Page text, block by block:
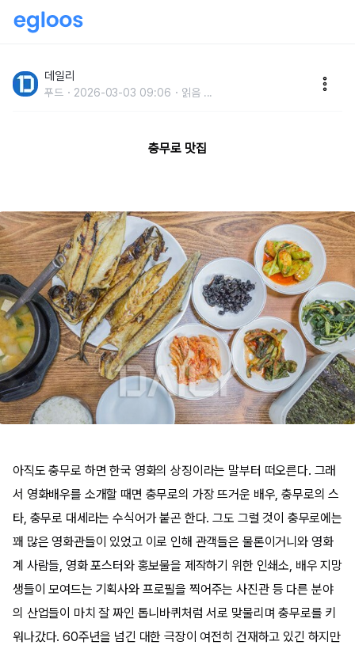
데일리
푸드 2026-03-03 09:06 읽음 ...
충무로 맛집
아직도 충무로 하면 한국 영화의 상징이라는 말부터 떠오른다. 그래
서 영화배우를 소개할 때면 충무로의 가장 뜨거운 배우, 충무로의 스
타, 충무로 대세라는 수식어가 붙곤 한다. 그도 그럴 것이 충무로에는
꽤 많은 영화관들이 있었고 이로 인해 관객들은 물론이거니와 영화
계 사람들, 영화 포스터와 홍보물을 제작하기 위한 인쇄소, 배우 지망
생들이 모여드는 기획사와 프로필을 찍어주는 사진관 등 다른 분야
의 산업들이 마치 잘 짜인 톱니바퀴처럼 서로 맞물리며 충무로를 키
워나갔다. 60주년을 넘긴 대한 극장이 여전히 건재하고 있긴 하지만